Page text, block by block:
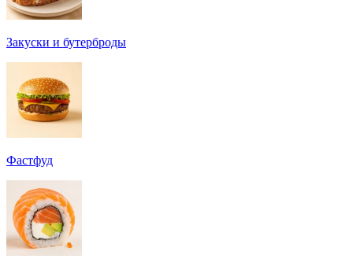
Закуски и бутерброды
Фастфуд